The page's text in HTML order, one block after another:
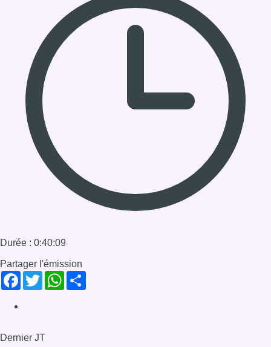
Durée : 0:40:09
Partager l'émission
Facebook
Twitter